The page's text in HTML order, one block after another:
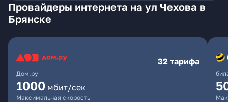
Провайдеры интернета на ул Чехова в
Брянске
Дом.ру
32 тарифа
1000 мбит/сек
Максимальная скорость